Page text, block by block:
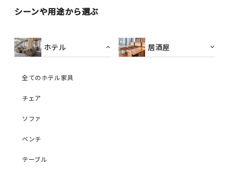
シーンや用途から選ぶ
ホテル
全てのホテル家具
チェア
ソファ
ベンチ
テーブル
居酒屋